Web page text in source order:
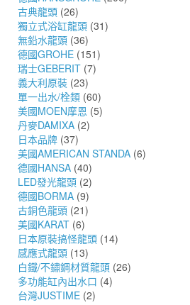
古典龍頭 (26)
獨立式浴缸龍頭 (31)
無鉛水龍頭 (36)
德國GROHE (151)
瑞士GEBERIT (7)
義大利原裝 (23)
單一出水/栓類 (60)
美國MOEN摩恩 (5)
丹麥DAMIXA (2)
日本品牌 (37)
美國AMERICAN STANDA (6)
德國HANSA (40)
LED發光龍頭 (2)
德國BORMA (9)
古銅色龍頭 (21)
美國KARAT (6)
日本原裝搞怪龍頭 (14)
感應式龍頭 (13)
白鐵/不鏽鋼材質龍頭 (26)
多功能缸內出水口 (4)
台灣JUSTIME (2)